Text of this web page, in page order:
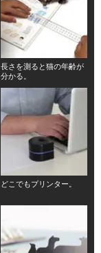
長さを測ると猫の年齢が
分かる。
どこでもプリンター。